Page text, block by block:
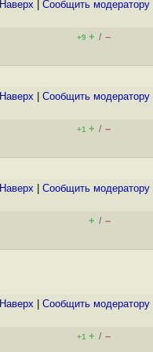
Наверх Cообщить модератору
+9 + / –
Наверх Cообщить модератору
+1 + / –
Наверх Cообщить модератору
+ / –
Наверх Cообщить модератору
+1 + / –